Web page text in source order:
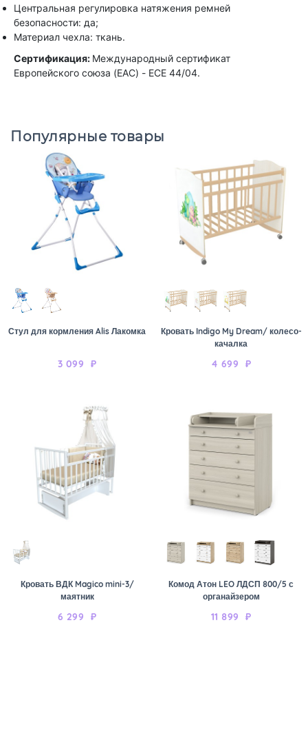
Центральная регулировка натяжения ремней
безопасности: да;
Материал чехла: ткань.
Сертификация: Международный сертификат
Европейского союза (EAC) - ECE 44/04.
Популярные товары
Стул для кормления Alis Лакомка
3 099 ₽
Кровать Indigo My Dream/ колесо-
качалка
4 699 ₽
Кровать ВДК Magico mini-3/
маятник
6 299 ₽
Комод Атон LEO ЛДСП 800/5 с
органайзером
11 899 ₽